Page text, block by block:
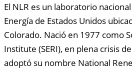
El NLR es un laboratorio
Energía de Estados Unidos
Colorado. Nació en 1977 como
Institute (SERI), en plena crisis
adoptó su nombre National